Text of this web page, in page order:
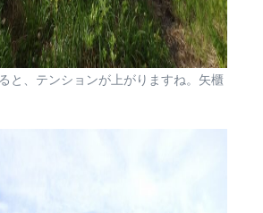
と、テンションが上がりますね。矢櫃